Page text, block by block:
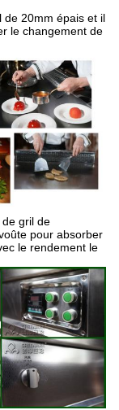
de 20mm épais et il
le changement de
gril de
pour absorber
le rendement le